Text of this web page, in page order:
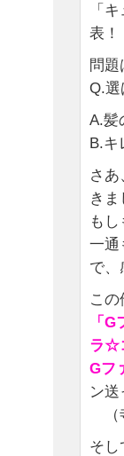
「
表！
問題
Q.選
A.髪
B.キ
さ
き
も
一通
で、
この
「
ラ☆
Gフ
ン
（
そし